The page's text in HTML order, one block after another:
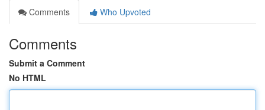
Comments
Who Upvoted
Comments
Submit a Comment
No HTML